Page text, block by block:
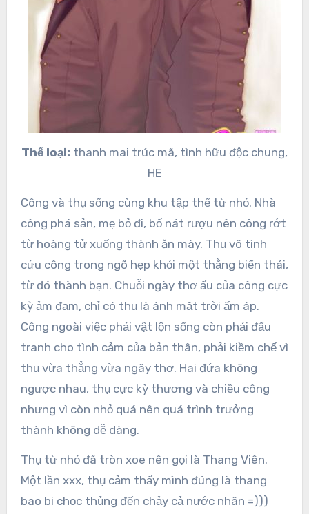
Thể loại: thanh mai trúc mã, tình hữu độc chung,
HE
Công và thụ sống cùng khu tập thể từ nhỏ. Nhà
công phá sản, mẹ bỏ đi, bố nát rượu nên công rớt
từ hoàng tử xuống thành ăn mày. Thụ vô tình
cứu công trong ngõ hẹp khỏi một thằng biến thái,
từ đó thành bạn. Chuỗi ngày thơ ấu của công cực
kỳ ảm đạm, chỉ có thụ là ánh mặt trời ấm áp.
Công ngoài việc phải vật lộn sống còn phải đấu
tranh cho tình cảm của bản thân, phải kiềm chế vì
thụ vừa thẳng vừa ngây thơ. Hai đứa không
ngược nhau, thụ cực kỳ thương và chiều công
nhưng vì còn nhỏ quá nên quá trình trưởng
thành không dễ dàng.
Thụ từ nhỏ đã tròn xoe nên gọi là Thang Viên.
Một lần xxx, thụ cảm thấy mình đúng là thang
bao bị chọc thủng đến chảy cả nước nhân =)))